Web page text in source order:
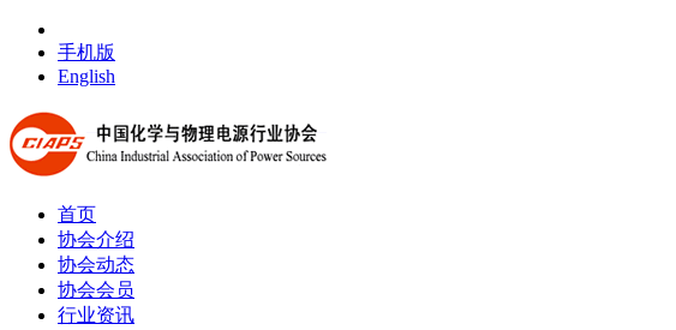
手机版
English
首页
协会介绍
协会动态
协会会员
行业资讯